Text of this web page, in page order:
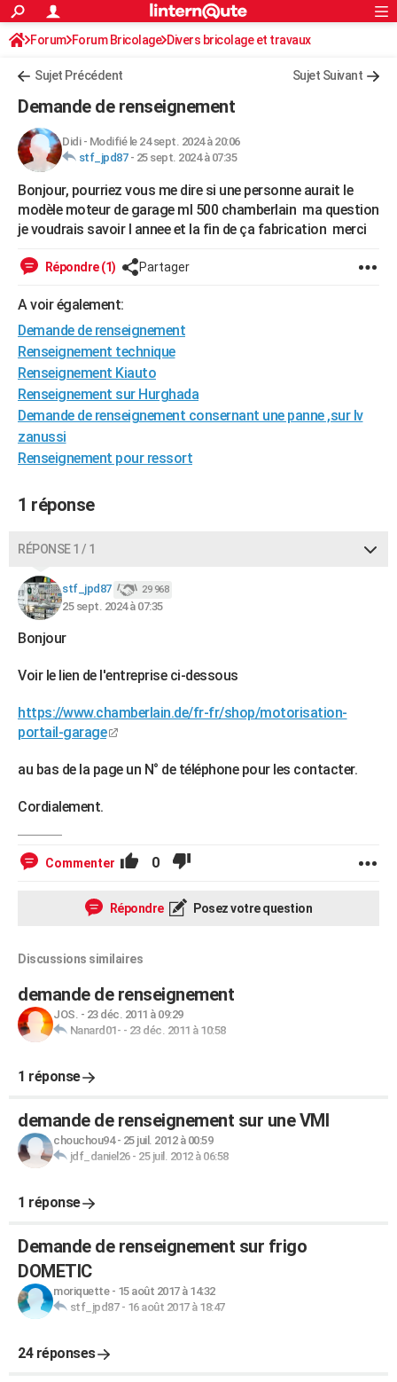
ACTUALITÉS
Politique
Société
Faits Divers
Education
Monde
Villes
+
FINANCE
Retraite
Impôts
Epargne
Immobilier
Risques naturels par ville
Banque
Assurance
Crédit
AUTO
Essais
Réserver un essai
Citadines
Berlines
SUV
Forum auto
+HIGH-TECH
Mobiles
Meilleur smartphone
Internet
Ordinateurs
Jeux vidéo
Guide high-tech
+BRICOLAGE
Forum
Aménagement intérieur
Extérieur
Cuisine
Salle de bains
Jardinage
Rangement
WEEK-END
Guides de France
Escapades
Patrimoine
Expositions
Musées
Week-end nature
+LIFESTYLE
SANTE
Alimentation
Guide de la santé
Maladies
Médicaments
Sommeil
VOYAGE
Destinations
City break
Voyage nature
Voyage de noces
Forum
Climat
PHOTO
GUIDES D'ACHAT
Carte de Noël
Carte Bonne année
Carte Saint-Valentin
Carte Pâques
Carte d'anniversaire
Dictionnaire
Biographies
Citations
Expressions
Proverbes
PROGRAMME TV
COPAINS D'AVANT
AVIS DE DÉCÈS
FORUM
Bricolage
Lifestyle
Culture
Sport
Auto
Television
Voyage
Cinema
Rechercher
S'inscrire
Connexion
Forum Forum Bricolage Divers bricolage et travaux
Sujet Précédent Sujet Suivant
Demande de renseignement
Didi- Modifié le 24 sept. 2024 à 20:06
stf_jpd87- 25 sept. 2024 à 07:35
Bonjour, pourriez vous me dire si une personne aurait le
modèle moteur de garage ml 500 chamberlain ma question
je voudrais savoir l annee et la fin de ça fabrication merci
Répondre (1) Partager
A voir également:
Demande de renseignement
Renseignement technique
Renseignement Kiauto
Renseignement sur Hurghada
Demande de renseignement consernant une panne ,sur lv
zanussi
Renseignement pour ressort
1 réponse
RÉPONSE 1 / 1
stf_jpd87 29 968
25 sept. 2024 à 07:35
Bonjour
Voir le lien de l'entreprise ci-dessous
https://www.chamberlain.de/fr-fr/shop/motorisation-
portail-garage
au bas de la page un N° de téléphone pour les contacter.
Cordialement.
Commenter 0
Répondre Posez votre question
Discussions similaires
demande de renseignement
JOS. - 23 déc. 2011 à 09:29
Nanard01- - 23 déc. 2011 à 10:58
1 réponse
demande de renseignement sur une VMI
chouchou94- 25 juil. 2012 à 00:59
jdf_daniel26- 25 juil. 2012 à 06:58
1 réponse
Demande de renseignement sur frigo
DOMETIC
moriquette- 15 août 2017 à 14:32
stf_jpd87- 16 août 2017 à 18:47
24 réponses